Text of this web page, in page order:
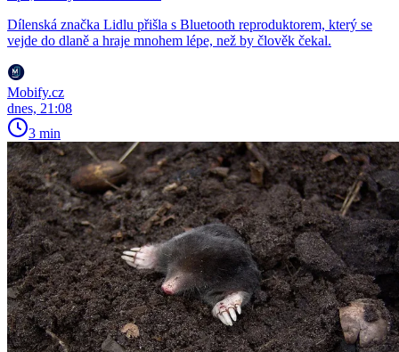
Dílenská značka Lidlu přišla s Bluetooth reproduktorem, který se
vejde do dlaně a hraje mnohem lépe, než by člověk čekal.
Mobify.cz
dnes, 21:08
3 min